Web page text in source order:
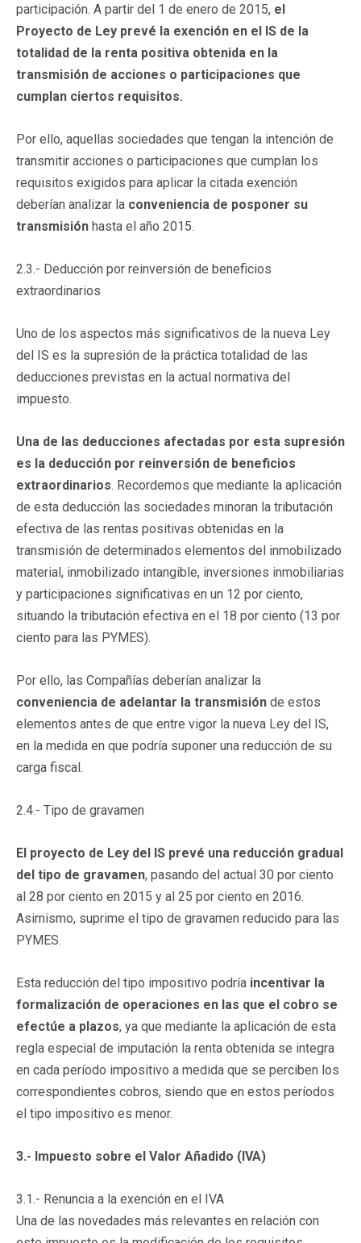
participación. A partir del 1 de enero de 2015, el
Proyecto de Ley prevé la exención en el IS de la
totalidad de la renta positiva obtenida en la
transmisión de acciones o participaciones que
cumplan ciertos requisitos.
Por ello, aquellas sociedades que tengan la intención de
transmitir acciones o participaciones que cumplan los
requisitos exigidos para aplicar la citada exención
deberían analizar la conveniencia de posponer su
transmisión hasta el año 2015.
2.3.- Deducción por reinversión de beneficios
extraordinarios
Uno de los aspectos más significativos de la nueva Ley
del IS es la supresión de la práctica totalidad de las
deducciones previstas en la actual normativa del
impuesto.
Una de las deducciones afectadas por esta supresión
es la deducción por reinversión de beneficios
extraordinarios. Recordemos que mediante la aplicación
de esta deducción las sociedades minoran la tributación
efectiva de las rentas positivas obtenidas en la
transmisión de determinados elementos del inmobilizado
material, inmobilizado intangible, inversiones inmobiliarias
y participaciones significativas en un 12 por ciento,
situando la tributación efectiva en el 18 por ciento (13 por
ciento para las PYMES).
Por ello, las Compañías deberían analizar la
conveniencia de adelantar la transmisión de estos
elementos antes de que entre vigor la nueva Ley del IS,
en la medida en que podría suponer una reducción de su
carga fiscal.
2.4.- Tipo de gravamen
El proyecto de Ley del IS prevé una reducción gradual
del tipo de gravamen, pasando del actual 30 por ciento
al 28 por ciento en 2015 y al 25 por ciento en 2016.
Asimismo, suprime el tipo de gravamen reducido para las
PYMES.
Esta reducción del tipo impositivo podría incentivar la
formalización de operaciones en las que el cobro se
efectúe a plazos, ya que mediante la aplicación de esta
regla especial de imputación la renta obtenida se integra
en cada período impositivo a medida que se perciben los
correspondientes cobros, siendo que en estos períodos
el tipo impositivo es menor.
3.- Impuesto sobre el Valor Añadido (IVA)
3.1.- Renuncia a la exención en el IVA
Una de las novedades más relevantes en relación con